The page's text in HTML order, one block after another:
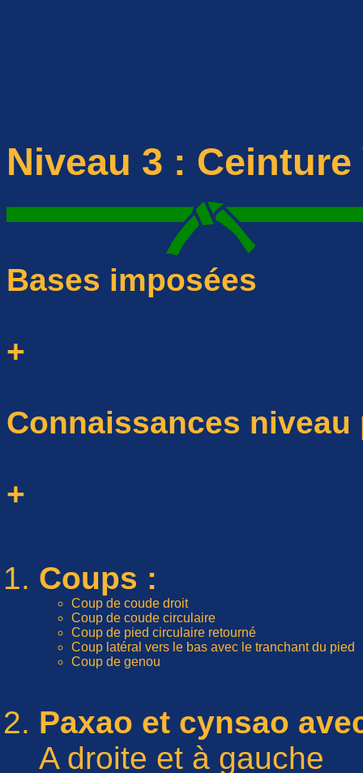
Niveau 3 :
Bases imposées
+
Connaissances niveau
+
Coups :
Coup de coude droit
Coup de coude circulaire
Coup de pied circulaire retourné
Coup latéral vers le bas avec le tranchant du
Coup de genou
Paxao et cynsao
A droite et à gauche